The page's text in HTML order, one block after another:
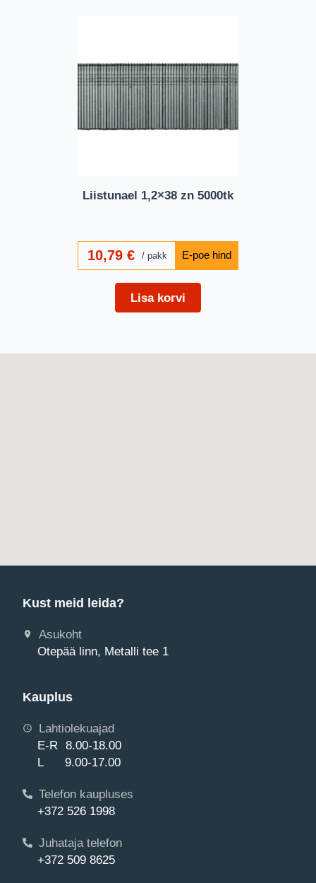
Liistunael 1,2×38 zn 5000tk
10,79€ pakk
Lisa korvi
Kust meid leida?
Asukoht
Otepää linn, Metalli tee 1
Kauplus
Lahtiolekuajad
E-R 8.00-18.00
L 9.00-17.00
Telefon kaupluses
+372 526 1998
Juhataja telefon
+372 509 8625